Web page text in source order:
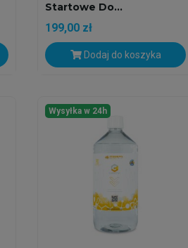
Startowe Do...
199,00 zł
Dodaj do koszyka
Wysyłka w 24h